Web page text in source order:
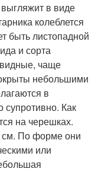
в виде
колеблется
быть листопадной
и сорта
чаще
небольшими
в
супротивно. Как
на черешках.
см. По форме они
или